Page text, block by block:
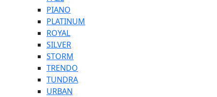
PIANO
PLATINUM
ROYAL
SILVER
STORM
TRENDO
TUNDRA
URBAN